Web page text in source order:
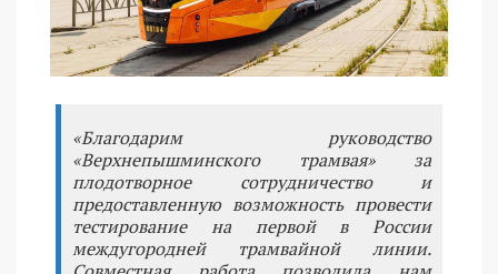
«Благодарим руководство
«Верхнепышминского трамвая» за
плодотворное сотрудничество и
предоставленную возможность провести
тестирование на первой в России
междугородней трамвайной линии.